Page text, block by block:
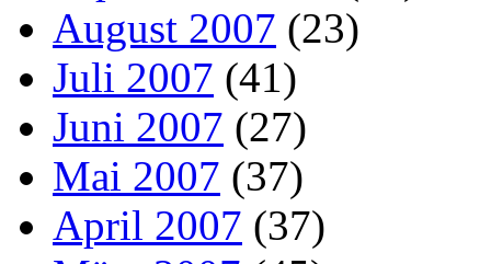
August 2007 (23)
Juli 2007 (41)
Juni 2007 (27)
Mai 2007 (37)
April 2007 (37)